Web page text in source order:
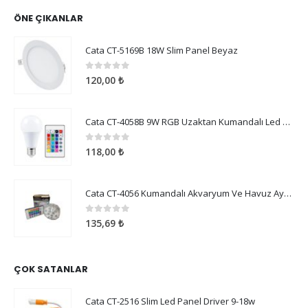
ÖNE ÇIKANLAR
Cata CT-5169B 18W Slim Panel Beyaz
05 üzerinden
120,00 ₺
Cata CT-4058B 9W RGB Uzaktan Kumandalı Led Ampul Beyaz Işık
0 5 üzerinden
118,00 ₺
Cata CT-4056 Kumandalı Akvaryum Ve Havuz Aydınlatma
05 üzerinden
135,69 ₺
ÇOK SATANLAR
Cata CT-2516 Slim Led Panel Driver 9-18w